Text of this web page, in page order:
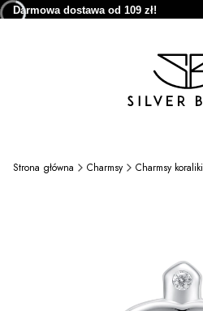
Darmowa dostawa od 109 zł!
Strona główna Charmsy Charmsy koraliki